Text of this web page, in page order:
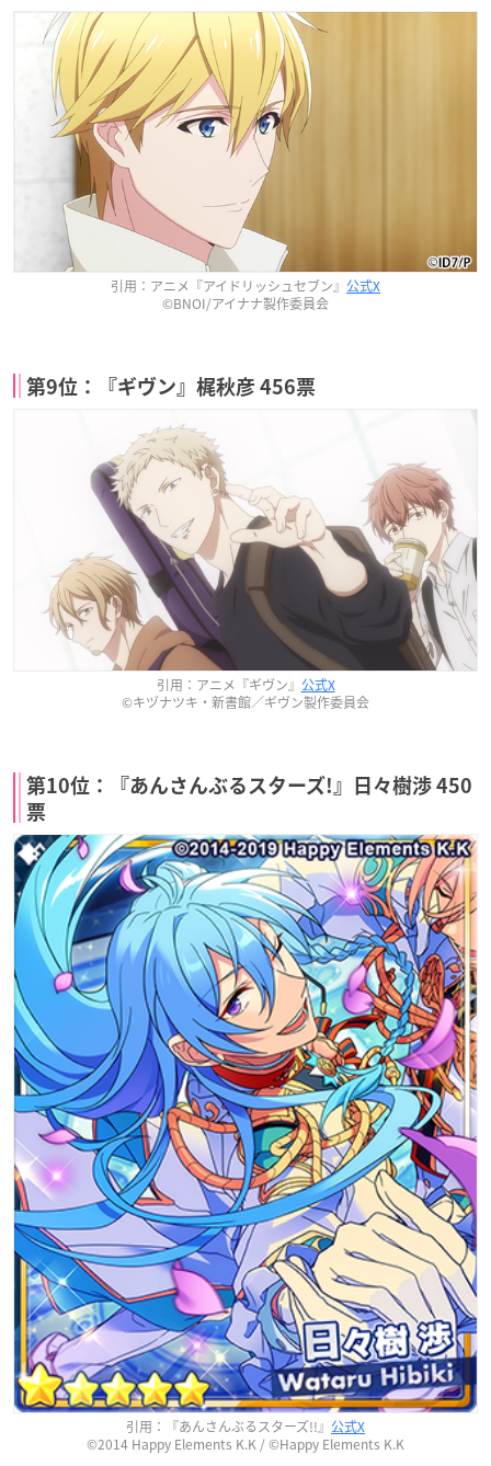
引用：アニメ『アイドリッシュセブン』 公式X
©BNOI/アイナナ製作委員会
第9位：『ギヴン』梶秋彦 456票
引用：アニメ『ギヴン』 公式X
©キヅナツキ・新書館／ギヴン製作委員会
第10位：『あんさんぶるスターズ!』日々樹渉 450
票
引用：『あんさんぶるスターズ!!』 公式X
©2014 Happy Elements K.K / ©Happy Elements K.K